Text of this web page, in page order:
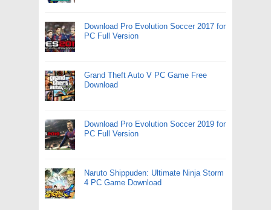
Download Pro Evolution Soccer 2017 for
PC Full Version
Grand Theft Auto V PC Game Free
Download
Download Pro Evolution Soccer 2019 for
PC Full Version
Naruto Shippuden: Ultimate Ninja Storm
4 PC Game Download